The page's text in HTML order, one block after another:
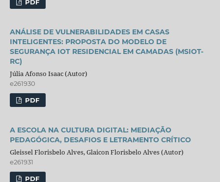
PDF
ANÁLISE DE VULNERABILIDADES EM CASAS
INTELIGENTES: PROPOSTA DO MODELO DE
SEGURANÇA IOT RESIDENCIAL EM CAMADAS (MSIOT-
RC)
Júlia Afonso Isaac (Autor)
e261930
PDF
A ESCOLA NA CULTURA DIGITAL: MEDIAÇÃO
PEDAGÓGICA, DESAFIOS E LETRAMENTO CRÍTICO
Gleissel Florisbelo Alves, Glaicon Florisbelo Alves (Autor)
e261931
PDF